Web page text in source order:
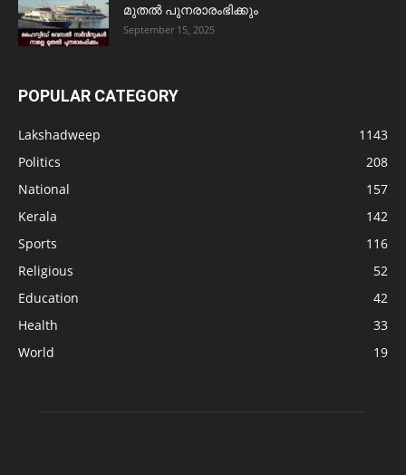
മുതൽ പുനരാരംഭിക്കും
September 15, 2025
POPULAR CATEGORY
Lakshadweep
1143
Politics
208
National
157
Kerala
142
Sports
116
Religious
52
Education
42
Health
33
World
19